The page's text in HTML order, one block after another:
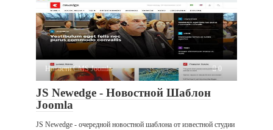
Новости CMS Joomla 0
JS Newedge - Новостной Шаблон
Joomla
JS Newedge - очередной новостной шаблона от известной студии